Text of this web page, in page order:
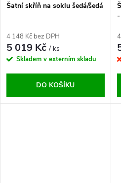
Šatní skříň na soklu šedá/šedá
4 148 Kč bez DPH
5 019 Kč/ ks
Skladem v externím skladu
DO KOŠÍKU